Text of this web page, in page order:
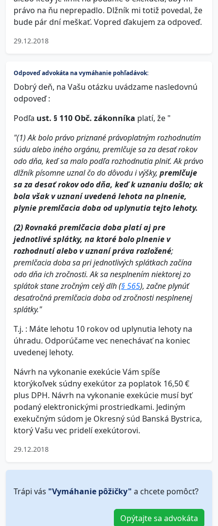
právo na ňu neprepadlo. Dlžník mi totiž povedal, že
bude pár dní meškať. Vopred ďakujem za odpoveď.
29.12.2018
Odpoveď advokáta na vymáhanie pohľadávok:
Dobrý deň, na Vašu otázku uvádzame nasledovnú
odpoveď :
Podľa ust. § 110 Obč. zákonníka platí, že "
"(1) Ak bolo právo priznané právoplatným rozhodnutím
súdu alebo iného orgánu, premlčuje sa za desať rokov
odo dňa, keď sa malo podľa rozhodnutia plniť. Ak právo
dlžník písomne uznal čo do dôvodu i výšky, premlčuje
sa za desať rokov odo dňa, keď k uznaniu došlo; ak
bola však v uznaní uvedená lehota na plnenie,
plynie premlčacia doba od uplynutia tejto lehoty.
(2) Rovnaká premlčacia doba platí aj pre
jednotlivé splátky, na ktoré bolo plnenie v
rozhodnutí alebo v uznaní práva rozložené;
premlčacia doba sa pri jednotlivých splátkach začína
odo dňa ich zročnosti. Ak sa nesplnením niektorej zo
splátok stane zročným celý dlh (§ 565), začne plynúť
desaťročná premlčacia doba od zročnosti nesplnenej
splátky."
T.j. : Máte lehotu 10 rokov od uplynutia lehoty na
úhradu. Odporúčame vec nenechávať na koniec
uvedenej lehoty.
Návrh na vykonanie exekúcie Vám spíše
ktorýkoľvek súdny exekútor za poplatok 16,50 €
plus DPH. Návrh na vykonanie exekúcie musí byť
podaný elektronickými prostriedkami. Jediným
exekučným súdom je Okresný súd Banská Bystrica,
ktorý Vašu vec pridelí exekútorovi.
29.12.2018
Trápi vás "Vymáhanie pôžičky" a chcete pomôcť?
Opýtajte sa advokáta